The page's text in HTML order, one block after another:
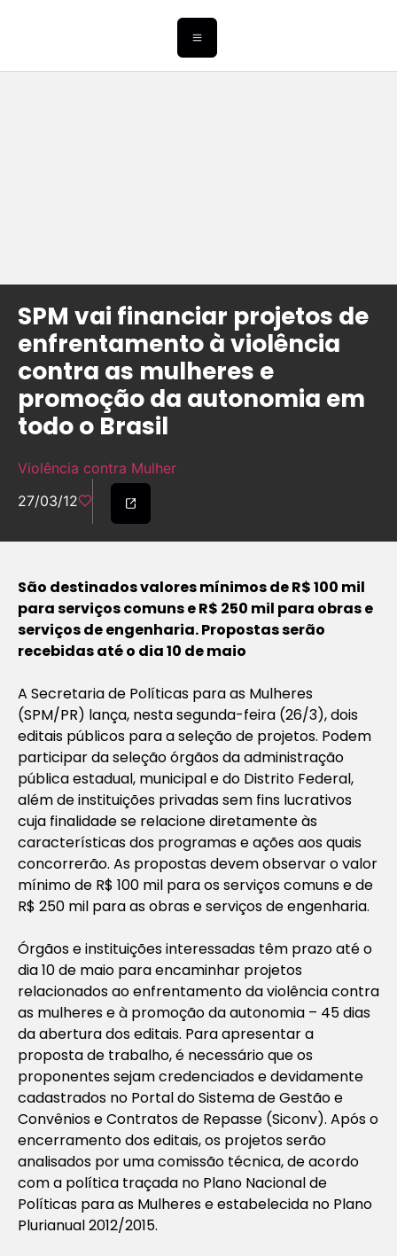
SPM vai financiar projetos de
enfrentamento à violência
contra as mulheres e
promoção da autonomia em
todo o Brasil
Violência contra Mulher
27/03/12
São destinados valores mínimos de R$ 100 mil
para serviços comuns e R$ 250 mil para obras e
serviços de engenharia. Propostas serão
recebidas até o dia 10 de maio
A Secretaria de Políticas para as Mulheres
(SPM/PR) lança, nesta segunda-feira (26/3), dois
editais públicos para a seleção de projetos. Podem
participar da seleção órgãos da administração
pública estadual, municipal e do Distrito Federal,
além de instituições privadas sem fins lucrativos
cuja finalidade se relacione diretamente às
características dos programas e ações aos quais
concorrerão. As propostas devem observar o valor
mínimo de R$ 100 mil para os serviços comuns e de
R$ 250 mil para as obras e serviços de engenharia.
Órgãos e instituições interessadas têm prazo até o
dia 10 de maio para encaminhar projetos
relacionados ao enfrentamento da violência contra
as mulheres e à promoção da autonomia – 45 dias
da abertura dos editais. Para apresentar a
proposta de trabalho, é necessário que os
proponentes sejam credenciados e devidamente
cadastrados no Portal do Sistema de Gestão e
Convênios e Contratos de Repasse (Siconv). Após o
encerramento dos editais, os projetos serão
analisados por uma comissão técnica, de acordo
com a política traçada no Plano Nacional de
Políticas para as Mulheres e estabelecida no Plano
Plurianual 2012/2015.